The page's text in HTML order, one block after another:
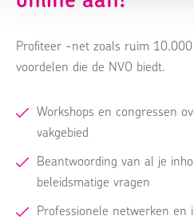
Profiteer -net zoals ruim
voordelen die de NVO biedt.
Workshops en congressen
vakgebied
Beantwoording van al je
beleidsmatige vragen
Professionele netwerken en